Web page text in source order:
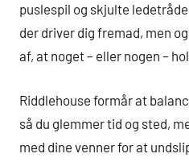
puslespil og skjulte
der driver dig fremad, men
af, at noget – eller nogen –
Riddlehouse formår at
så du glemmer tid og sted,
med dine venner for at